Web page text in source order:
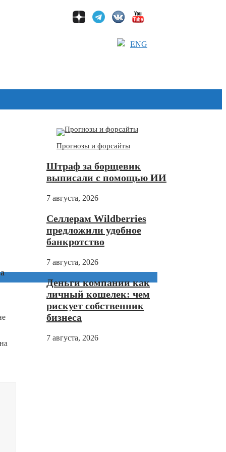
ENG
Прогнозы и форсайты
Штраф за борщевик
выписали с помощью ИИ
7 августа, 2026
Селлерам Wildberries
предложили удобное
банкротство
7 августа, 2026
Деньги компании как
личный кошелек: чем
рискует собственник
бизнеса
7 августа, 2026